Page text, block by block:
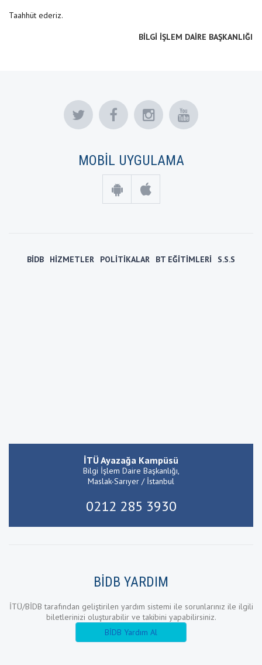
Taahhüt ederiz.
BİLGİ İŞLEM DAİRE BAŞKANLIĞI
MOBİL UYGULAMA
BİDB HİZMETLER POLİTİKALAR BT EĞİTİMLERİ S.S.S
İTÜ Ayazağa Kampüsü
Bilgi İşlem Daire Başkanlığı,
Maslak-Sarıyer / İstanbul
0212 285 3930
BİDB YARDIM
İTÜ/BİDB tarafından geliştirilen yardım sistemi ile sorunlarınız ile ilgili
biletlerinizi oluşturabilir ve takibini yapabilirsiniz.
BİDB Yardım Al